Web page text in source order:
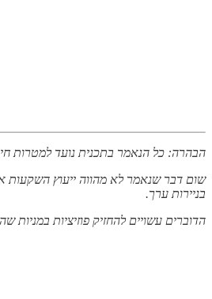
הבהרה: כל הנאמר בתכנית נועד למטרות
שום דבר שנאמר לא מהווה ייעוץ השקעות
בניירות ערך.
הדוברים עשויים להחזיק פוזיציות במניות